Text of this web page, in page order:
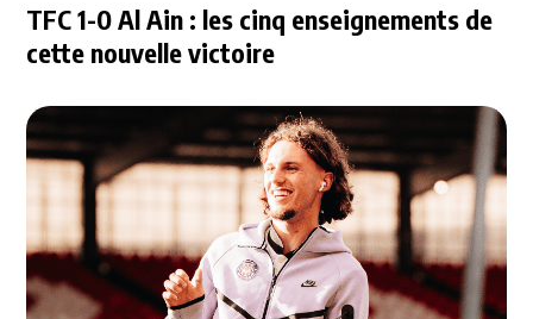
TFC 1-0 Al Ain : les cinq enseignements de
cette nouvelle victoire